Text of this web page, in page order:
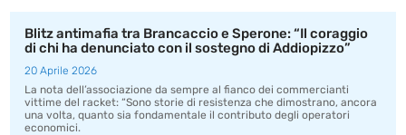
Blitz antimafia tra Brancaccio e Sperone: “Il coraggio
di chi ha denunciato con il sostegno di Addiopizzo”
20 Aprile 2026
La nota dell’associazione da sempre al fianco dei commercianti
vittime del racket: “Sono storie di resistenza che dimostrano, ancora
una volta, quanto sia fondamentale il contributo degli operatori
economici.